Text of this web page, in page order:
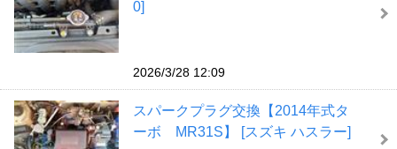
0]
2026/3/28 12:09
スパークプラグ交換【2014年式タ
ーボ MR31S】 [スズキ ハスラー]